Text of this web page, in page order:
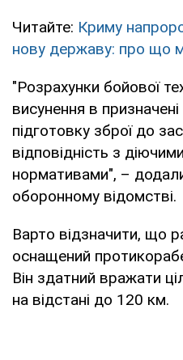
Читайте: Криму
нову державу: про що
"Розрахунки бойової
висунення в
підготовку зброї до
відповідність з
нормативами", –
оборонному відомстві.
Варто відзначити, що
оснащений
Він здатний вражати
на відстані до 120 км.